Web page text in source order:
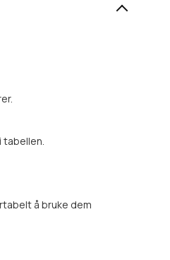
tabellen.
å bruke dem